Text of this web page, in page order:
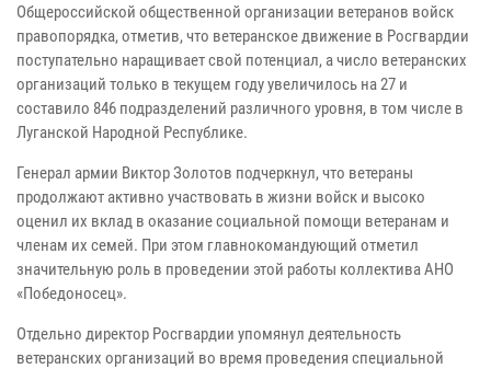
Общероссийской общественной организации ветеранов войск
правопорядка, отметив, что ветеранское движение в Росгвардии
поступательно наращивает свой потенциал, а число ветеранских
организаций только в текущем году увеличилось на 27 и
составило 846 подразделений различного уровня, в том числе в
Луганской Народной Республике.
Генерал армии Виктор Золотов подчеркнул, что ветераны
продолжают активно участвовать в жизни войск и высоко
оценил их вклад в оказание социальной помощи ветеранам и
членам их семей. При этом главнокомандующий отметил
значительную роль в проведении этой работы коллектива АНО
«Победоносец».
Отдельно директор Росгвардии упомянул деятельность
ветеранских организаций во время проведения специальной